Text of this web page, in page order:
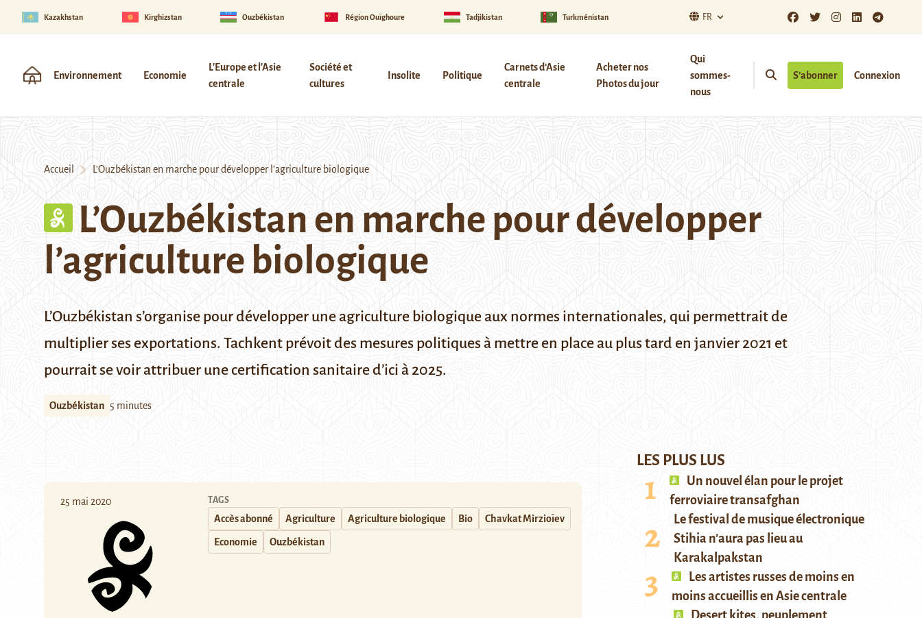
Kazakhstan Kirghizstan Ouzbékistan Région Ouïghoure Tadjikistan Turkménistan FR
Environnement Economie
L'Europe et l'Asie
centrale
Société et
cultures
Insolite Politique
Carnets d’Asie
centrale
Acheter nos
Photos du jour
Qui
sommes-
nous
S’abonner Connexion
Accueil L’Ouzbékistan en marche pour développer l’agriculture biologique
L’Ouzbékistan en marche pour développer
l’agriculture biologique
L’Ouzbékistan s’organise pour développer une agriculture biologique aux normes internationales, qui permettrait de
multiplier ses exportations. Tachkent prévoit des mesures politiques à mettre en place au plus tard en janvier 2021 et
pourrait se voir attribuer une certification sanitaire d’ici à 2025.
Ouzbékistan 5 minutes
25 mai 2020 TAGS
Accès abonné Agriculture Agriculture biologique Bio Chavkat Mirzioïev
Economie Ouzbékistan
LES PLUS LUS
Un nouvel élan pour le projet
ferroviaire transafghan
Le festival de musique électronique
Stihia n’aura pas lieu au
Karakalpakstan
Les artistes russes de moins en
moins accueillis en Asie centrale
Desert kites, peuplement